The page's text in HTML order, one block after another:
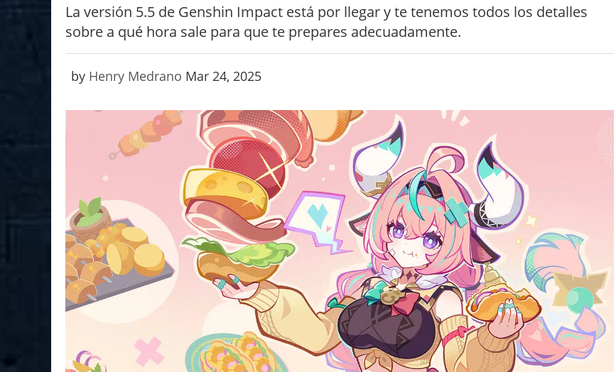
La versión 5.5 de Genshin Impact está por llegar y te tenemos todos los detalles
sobre a qué hora sale para que te prepares adecuadamente.
by Henry Medrano Mar 24, 2025